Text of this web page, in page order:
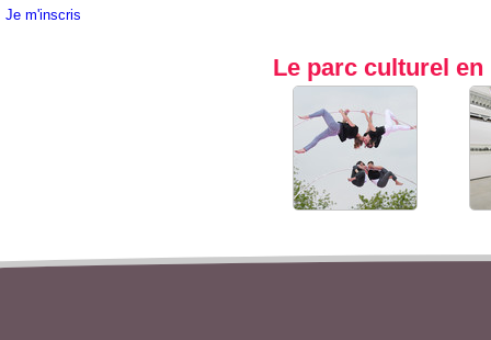
Je m'inscris
Le parc culturel en